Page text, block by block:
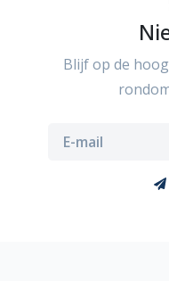
Blijf op de